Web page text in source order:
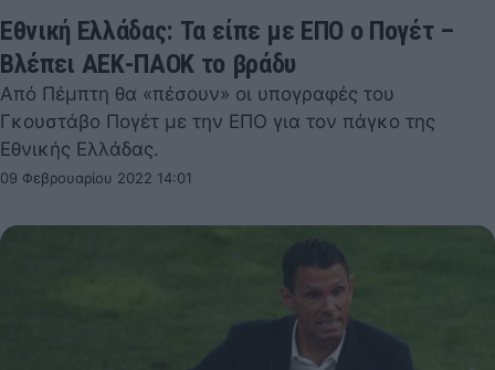
Εθνική Ελλάδας: Τα είπε με ΕΠΟ ο Πογέτ –
Βλέπει ΑΕΚ-ΠΑΟΚ το βράδυ
Από Πέμπτη θα «πέσουν» οι υπογραφές του
Γκουστάβο Πογέτ με την ΕΠΟ για τον πάγκο της
Εθνικής Ελλάδας.
09 Φεβρουαρίου 2022 14:01